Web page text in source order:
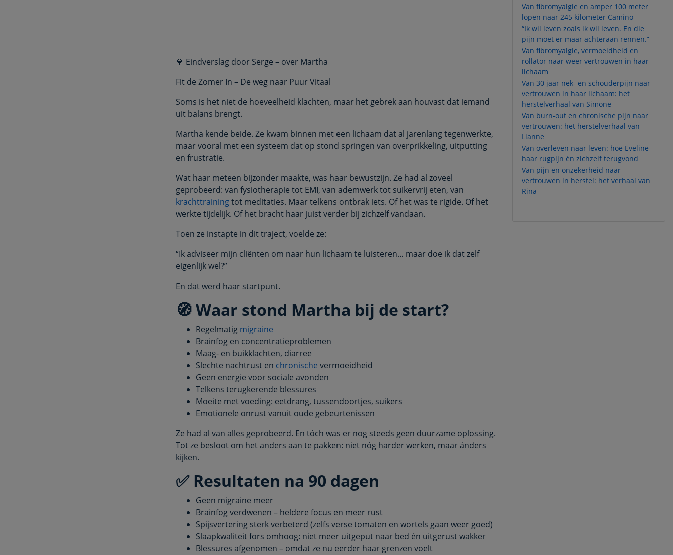
💎 Eindverslag door Serge – over Martha
Fit de Zomer In – De weg naar Puur Vitaal
Soms is het niet de hoeveelheid klachten, maar het gebrek aan houvast dat iemand
uit balans brengt.
Martha kende beide. Ze kwam binnen met een lichaam dat al jarenlang tegenwerkte,
maar vooral met een systeem dat op stond springen van overprikkeling, uitputting
en frustratie.
Wat haar meteen bijzonder maakte, was haar bewustzijn. Ze had al zoveel
geprobeerd: van fysiotherapie tot EMI, van ademwerk tot suikervrij eten, van
krachttrainingtot meditaties. Maar telkens ontbrak iets. Of het was te rigide. Of het
werkte tijdelijk. Of het bracht haar juist verder bij zichzelf vandaan.
Toen ze instapte in dit traject, voelde ze:
“Ik adviseer mijn cliënten om naar hun lichaam te luisteren… maar doe ik dat zelf
eigenlijk wel?”
En dat werd haar startpunt.
🧭 Waar stond Martha bij de start?
Regelmatig migraine
Brainfog en concentratieproblemen
Maag- en buikklachten, diarree
Slechte nachtrust en chronische vermoeidheid
Geen energie voor sociale avonden
Telkens terugkerende blessures
Moeite met voeding: eetdrang, tussendoortjes, suikers
Emotionele onrust vanuit oude gebeurtenissen
Ze had al van alles geprobeerd. En tóch was er nog steeds geen duurzame oplossing.
Tot ze besloot om het anders aan te pakken: niet nóg harder werken, maar ánders
kijken.
✅ Resultaten na 90 dagen
Geen migraine meer
Brainfog verdwenen – heldere focus en meer rust
Spijsvertering sterk verbeterd (zelfs verse tomaten en wortels gaan weer goed)
Slaapkwaliteit fors omhoog: niet meer uitgeput naar bed én uitgerust wakker
Blessures afgenomen – omdat ze nu eerder haar grenzen voelt
Van fibromyalgie en amper 100 meter
lopen naar 245 kilometer Camino
“Ik wil leven zoals ik wil leven. En die
pijn moet er maar achteraan rennen.”
Van fibromyalgie, vermoeidheid en
rollator naar weer vertrouwen in haar
lichaam
Van 30 jaar nek- en schouderpijn naar
vertrouwen in haar lichaam: het
herstelverhaal van Simone
Van burn-out en chronische pijn naar
vertrouwen: het herstelverhaal van
Lianne
Van overleven naar leven: hoe Eveline
haar rugpijn én zichzelf terugvond
Van pijn en onzekerheid naar
vertrouwen in herstel: het verhaal van
Rina